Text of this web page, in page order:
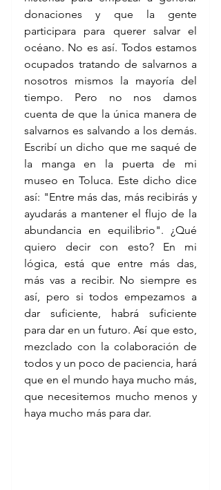
donaciones y que la gente
participara para querer salvar el
océano. No es así. Todos estamos
ocupados tratando de salvarnos a
nosotros mismos la mayoría del
tiempo. Pero no nos damos
cuenta de que la única manera de
salvarnos es salvando a los demás.
Escribí un dicho que me saqué de
la manga en la puerta de mi
museo en Toluca. Este dicho dice
así: "Entre más das, más recibirás y
ayudarás a mantener el flujo de la
abundancia en equilibrio". ¿Qué
quiero decir con esto? En mi
lógica, está que entre más das,
más vas a recibir. No siempre es
así, pero si todos empezamos a
dar suficiente, habrá suficiente
para dar en un futuro. Así que esto,
mezclado con la colaboración de
todos y un poco de paciencia, hará
que en el mundo haya mucho más,
que necesitemos mucho menos y
haya mucho más para dar.